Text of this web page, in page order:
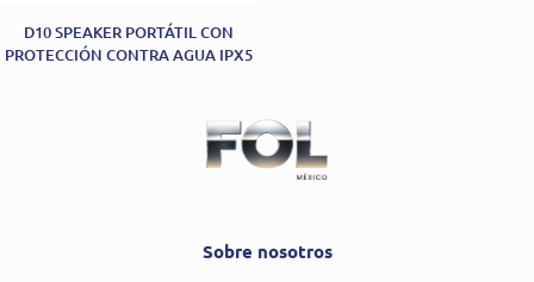
D10 SPEAKER PORTÁTIL CON
PROTECCIÓN CONTRA AGUA IPX5
Sobre nosotros